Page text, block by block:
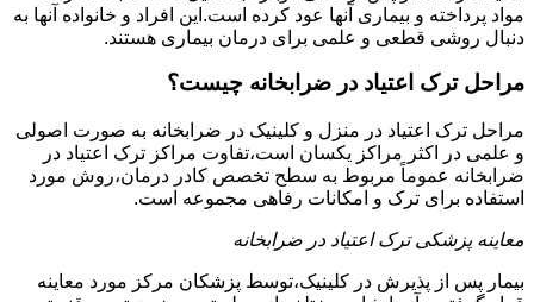
مواد پرداخته و بیماری آنها عود کرده است.این افراد و خانواده آنها به
دنبال روشی قطعی و علمی برای درمان بیماری هستند.
مراحل ترک اعتیاد در ضرابخانه چیست؟
مراحل ترک اعتیاد در منزل و کلینیک در ضرابخانه به صورت اصولی
و علمی در اکثر مراکز یکسان است،تفاوت مراکز ترک اعتیاد در
ضرابخانه عموماً مربوط به سطح تخصص کادر درمان،روش مورد
استفاده برای ترک و امکانات رفاهی مجموعه است.
معاینه پزشکی ترک اعتیاد در ضرابخانه
بیمار پس از پذیرش در کلینیک،توسط پزشکان مرکز مورد معاینه